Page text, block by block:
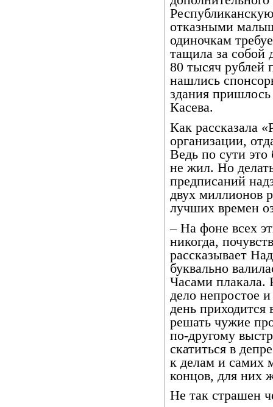
отказными
одиночкам
тащила за собой
80 тысяч рублей
нашлись
здания пришлось
Касева.
Как рассказала
организации,
Ведь по сути это
не жил. Но
предписаний
двух миллионов
лучших времен
– На фоне всех
никогда,
рассказывает
буквально
Часами плакала.
дело непростое
день
решать чужие
по-другому
скатиться в
к делам и самих
концов, для них
Не так страшен